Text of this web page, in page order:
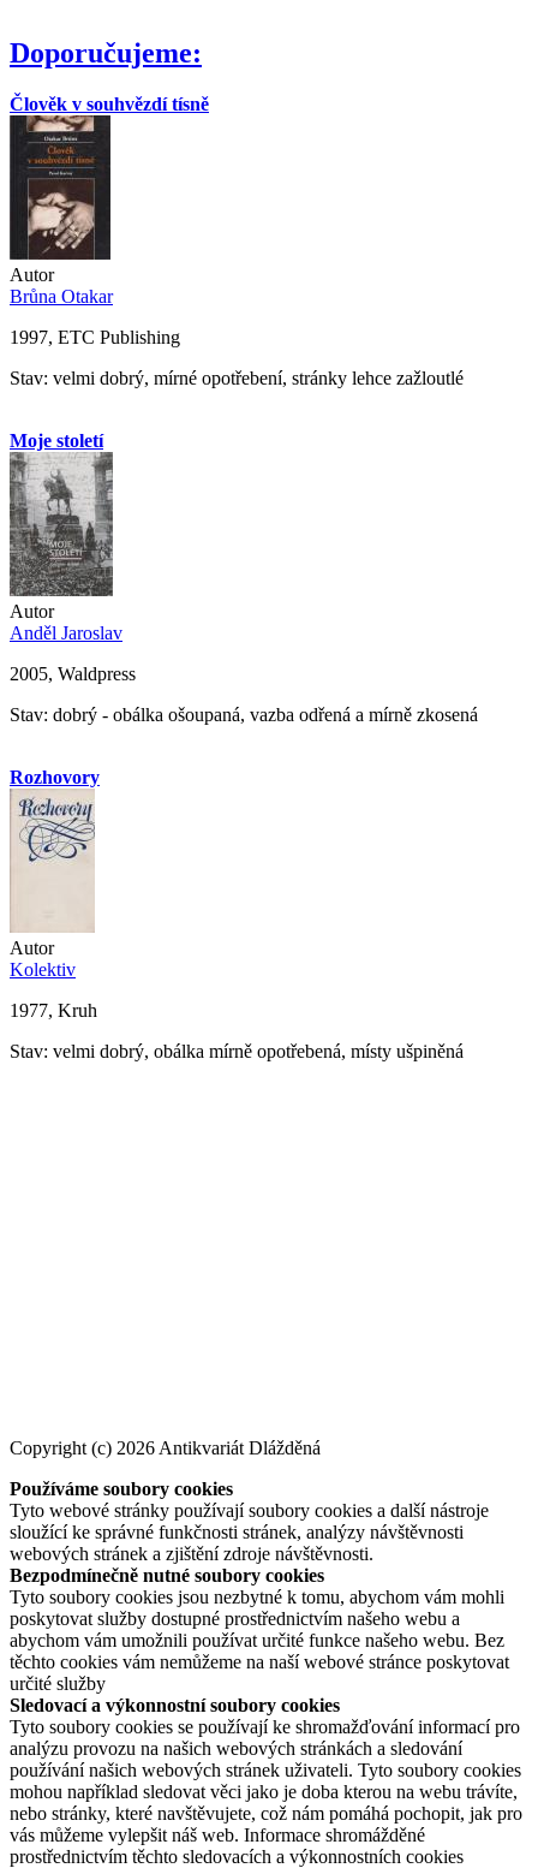
Doporučujeme:
Člověk v souhvězdí tísně
Autor
Brůna Otakar
1997, ETC Publishing
Stav: velmi dobrý, mírné opotřebení, stránky lehce zažloutlé
Moje století
Autor
Anděl Jaroslav
2005, Waldpress
Stav: dobrý - obálka ošoupaná, vazba odřená a mírně zkosená
Rozhovory
Autor
Kolektiv
1977, Kruh
Stav: velmi dobrý, obálka mírně opotřebená, místy ušpiněná
Copyright (c) 2026 Antikvariát Dlážděná
Používáme soubory cookies
Tyto webové stránky používají soubory cookies a další nástroje
sloužící ke správné funkčnosti stránek, analýzy návštěvnosti
webových stránek a zjištění zdroje návštěvnosti.
Bezpodmínečně nutné soubory cookies
Tyto soubory cookies jsou nezbytné k tomu, abychom vám mohli
poskytovat služby dostupné prostřednictvím našeho webu a
abychom vám umožnili používat určité funkce našeho webu. Bez
těchto cookies vám nemůžeme na naší webové stránce poskytovat
určité služby
Sledovací a výkonnostní soubory cookies
Tyto soubory cookies se používají ke shromažďování informací pro
analýzu provozu na našich webových stránkách a sledování
používání našich webových stránek uživateli. Tyto soubory cookies
mohou například sledovat věci jako je doba kterou na webu trávíte,
nebo stránky, které navštěvujete, což nám pomáhá pochopit, jak pro
vás můžeme vylepšit náš web. Informace shromážděné
prostřednictvím těchto sledovacích a výkonnostních cookies